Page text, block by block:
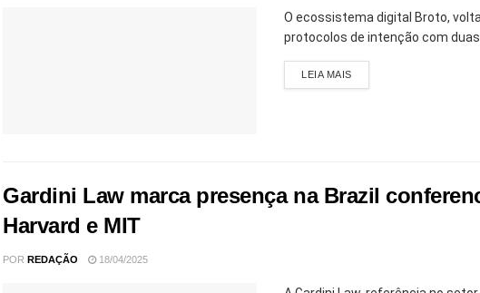
O ecossistema digital Broto,
protocolos de intenção com
LEIA MAIS
Gardini Law marca presença na Brazil
Harvard e MIT
POR REDAÇÃO 18/04/2025